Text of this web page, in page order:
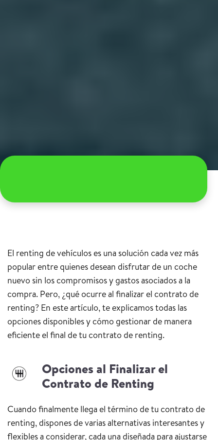
El renting de vehículos es una solución cada vez más
popular entre quienes desean disfrutar de un coche
nuevo sin los compromisos y gastos asociados a la
compra. Pero, ¿qué ocurre al finalizar el contrato de
renting? En este artículo, te explicamos todas las
opciones disponibles y cómo gestionar de manera
eficiente el final de tu contrato de renting.
Opciones al Finalizar el
Contrato de Renting
Cuando finalmente llega el término de tu contrato de
renting, dispones de varias alternativas interesantes y
flexibles a considerar, cada una diseñada para ajustarse